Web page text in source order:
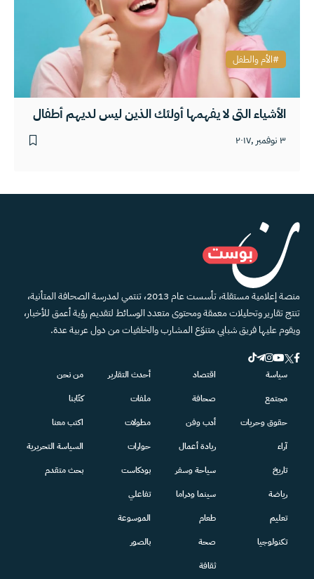
الأشياء التي لا يفهمها أولئك الذين ليس لديهم أطفال
٣ نوفمبر ,٢٠١٧
الأم والطفل
منصة إعلامية مستقلة، تأسست عام 2013، تنتمي لمدرسة الصحافة المتأنية،
تنتج تقارير وتحليلات معمقة ومحتوى متعدد الوسائط لتقديم رؤية أعمق للأخبار،
ويقوم عليها فريق شبابي متنوّع المشارب والخلفيات من دول عربية عدة.
سياسة
مجتمع
حقوق وحريات
آراء
تاريخ
رياضة
تعليم
تكنولوجيا
اقتصاد
صحافة
أدب وفن
ريادة أعمال
سياحة وسفر
سينما ودراما
طعام
صحة
ثقافة
أحدث التقارير
ملفات
مطولات
حوارات
بودكاست
تفاعلي
الموسوعة
بالصور
من نحن
كتّابنا
اكتب معنا
السياسة التحريرية
بحث متقدم